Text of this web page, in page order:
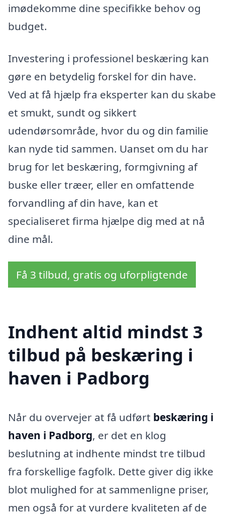
imødekomme dine specifikke behov og
budget.
Investering i professionel beskæring kan
gøre en betydelig forskel for din have.
Ved at få hjælp fra eksperter kan du skabe
et smukt, sundt og sikkert
udendørsområde, hvor du og din familie
kan nyde tid sammen. Uanset om du har
brug for let beskæring, formgivning af
buske eller træer, eller en omfattende
forvandling af din have, kan et
specialiseret firma hjælpe dig med at nå
dine mål.
Få 3 tilbud, gratis og uforpligtende
Indhent altid mindst 3
tilbud på beskæring i
haven i Padborg
Når du overvejer at få udført beskæring i
haven i Padborg, er det en klog
beslutning at indhente mindst tre tilbud
fra forskellige fagfolk. Dette giver dig ikke
blot mulighed for at sammenligne priser,
men også for at vurdere kvaliteten af de